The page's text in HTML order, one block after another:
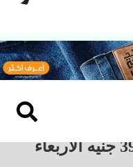
سعر حديد المصريين بـ 39400 جنيه الأربعاء